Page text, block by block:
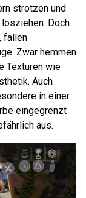
strotzen und
Doch
fallen
Zwar hemmen
Texturen wie
Auch
in einer
eingegrenzt
aus.